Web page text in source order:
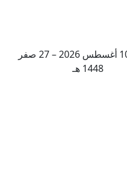
الإثنين, 10 أغسطس 2026 – 27 صفر
1448 هـ